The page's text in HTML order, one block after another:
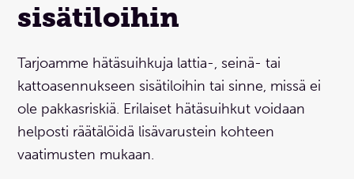
sisätiloihin
Tarjoamme hätäsuihkuja lattia-, seinä- tai
kattoasennukseen sisätiloihin tai sinne, missä ei
ole pakkasriskiä. Erilaiset hätäsuihkut voidaan
helposti räätälöidä lisävarustein kohteen
vaatimusten mukaan.